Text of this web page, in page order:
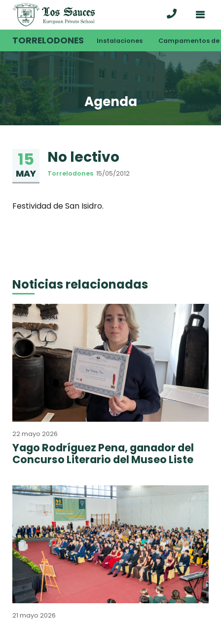
TORRELODONES Instalaciones Campamentos de
Agenda
15
MAY
No lectivo
Torrelodones 15/05/2012
Festividad de San Isidro.
Noticias relacionadas
22 mayo 2026
Yago Rodríguez Pena, ganador del
Concurso Literario del Museo Liste
21 mayo 2026